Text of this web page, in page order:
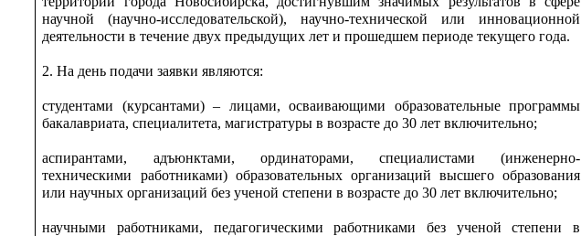
научной (научно-исследовательской), научно-технической или инновационной
деятельности в течение двух предыдущих лет и прошедшем периоде текущего года.
2. На день подачи заявки являются:
студентами (курсантами) – лицами, осваивающими образовательные программы
бакалавриата, специалитета, магистратуры в возрасте до 30 лет включительно;
аспирантами, адъюнктами, ординаторами, специалистами (инженерно-
техническими работниками) образовательных организаций высшего образования
или научных организаций без ученой степени в возрасте до 30 лет включительно;
научными работниками, педагогическими работниками без ученой степени в